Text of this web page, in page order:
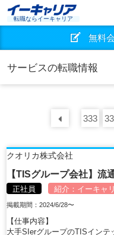
転職ならイーキャリア
無料
サービスの転職情報
前の 30
333
クオリカ株式会社
【TISグループ会社】流
正社員 紹介： イーキャ
掲載期間：2024/6/28〜
【仕事内容】
大手SIerグループのTISインテ